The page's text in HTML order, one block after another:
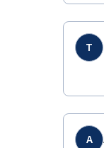
T
A